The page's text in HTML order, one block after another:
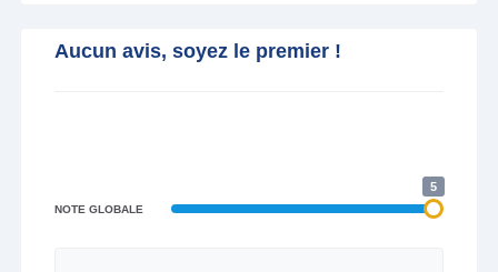
Aucun avis, soyez le premier !
NOTE GLOBALE
5